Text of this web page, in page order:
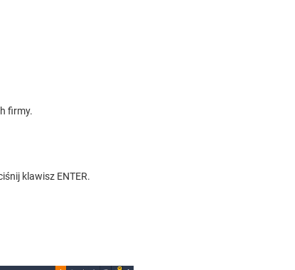
firmy.
klawisz ENTER.